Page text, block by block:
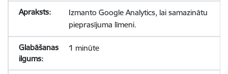
Izmanto Google Analytics, lai samazinātu
pieprasījuma līmeni.
1 minūte